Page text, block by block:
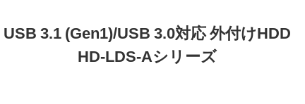
USB 3.1 (Gen1)/USB 3.0対応 外付けHDD
HD-LDS-Aシリーズ